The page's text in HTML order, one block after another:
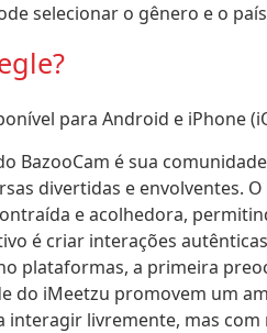
selecionar o gênero e o
para Android e iPhone
BazooCam é sua
divertidas e envolventes.
e acolhedora,
é criar interações
plataformas, a primeira
do iMeetzu promovem um
interagir livremente, mas